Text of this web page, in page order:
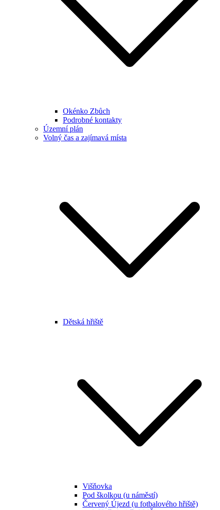
Okénko Zbůch
Podrobné kontakty
Územní plán
Volný čas a zajímavá místa
Dětská hřiště
Višňovka
Pod školkou (u náměstí)
Červený Újezd (u fotbalového hřiště)